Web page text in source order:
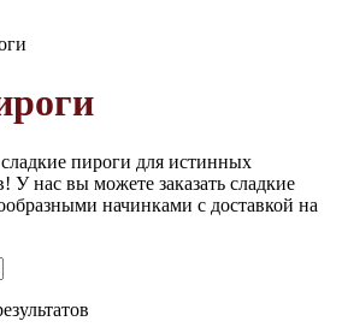
пироги для истинных
У нас вы можете заказать сладкие
начинками с доставкой на